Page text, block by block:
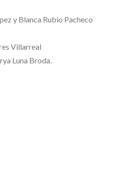
y Blanca Rubio Pacheco
Villarreal
Luna Broda.